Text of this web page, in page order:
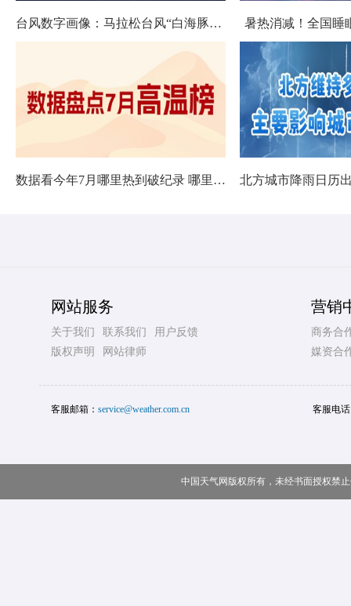
台风数字画像：马拉松台风“白海豚”将影响十余省份 暑热消减！全国睡
数据看今年7月哪里热到破纪录 哪里暑热连轴转
网站服务
关于我们 联系我们
用户反馈
版权声明
网站律师
营销
商务合
媒资合
客服邮箱： service@weather.com.cn 客服电
中国天气网版权所有，未经书面授权